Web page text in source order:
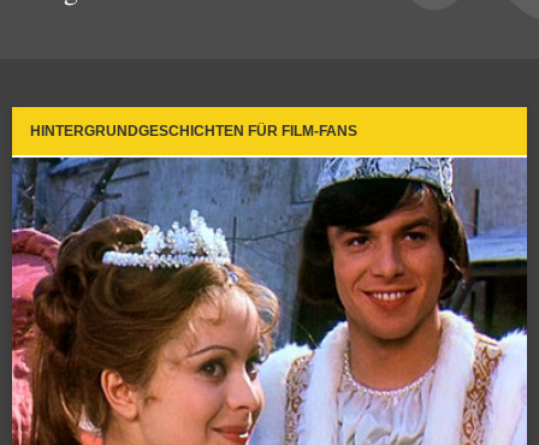
HINTERGRUNDGESCHICHTEN FÜR FILM-FANS